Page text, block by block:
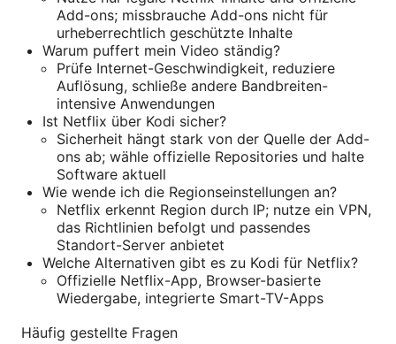
Add-ons; missbrauche Add-ons nicht für
urheberrechtlich geschützte Inhalte
Warum puffert mein Video ständig?
Prüfe Internet-Geschwindigkeit, reduziere
Auflösung, schließe andere Bandbreiten-
intensive Anwendungen
Ist Netflix über Kodi sicher?
Sicherheit hängt stark von der Quelle der Add-
ons ab; wähle offizielle Repositories und halte
Software aktuell
Wie wende ich die Regionseinstellungen an?
Netflix erkennt Region durch IP; nutze ein VPN,
das Richtlinien befolgt und passendes
Standort-Server anbietet
Welche Alternativen gibt es zu Kodi für Netflix?
Offizielle Netflix-App, Browser-basierte
Wiedergabe, integrierte Smart-TV-Apps
Häufig gestellte Fragen